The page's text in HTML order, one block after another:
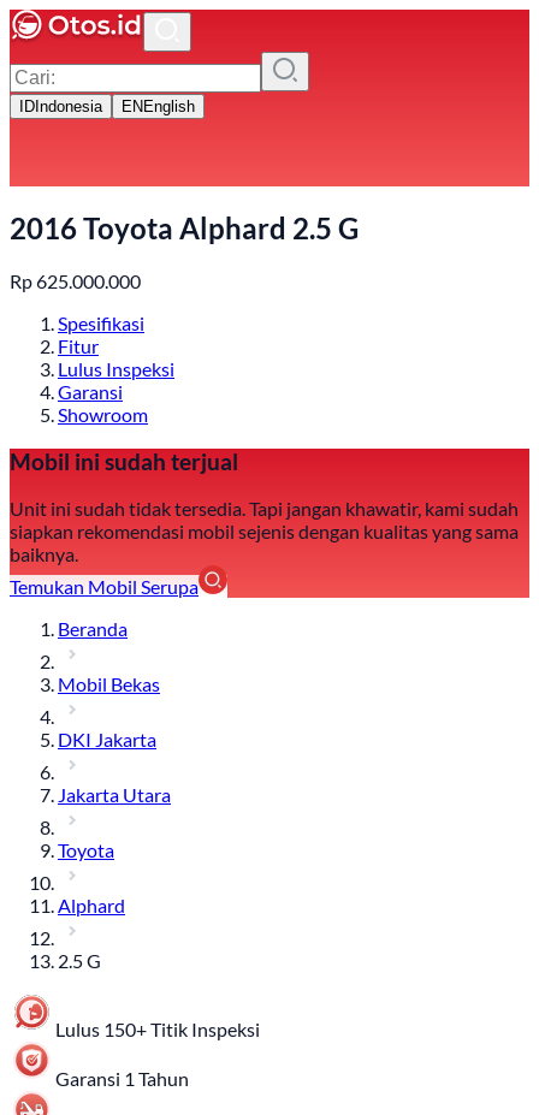
ID Indonesia EN English
2016 Toyota Alphard 2.5 G
Rp625.000.000
Spesifikasi
Fitur
Lulus Inspeksi
Garansi
Showroom
Mobil ini sudah terjual
Unit ini sudah tidak tersedia. Tapi jangan khawatir, kami sudah
siapkan rekomendasi mobil sejenis dengan kualitas yang sama
baiknya.
Temukan Mobil Serupa
Beranda
Mobil Bekas
DKI Jakarta
Jakarta Utara
Toyota
Alphard
2.5 G
Lulus 150+ Titik Inspeksi
Garansi 1 Tahun